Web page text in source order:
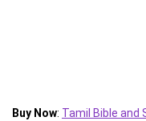
Buy Now: Tamil Bible and